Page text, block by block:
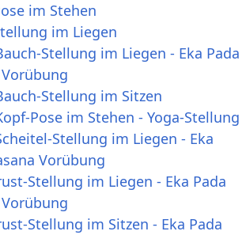
im Stehen
im Liegen
Stellung im Liegen - Eka Pada
Stellung im Sitzen
Pose im Stehen - Yoga-Stellung
Stellung im Liegen - Eka
Vorübung
Stellung im Liegen - Eka Pada
Stellung im Sitzen - Eka Pada